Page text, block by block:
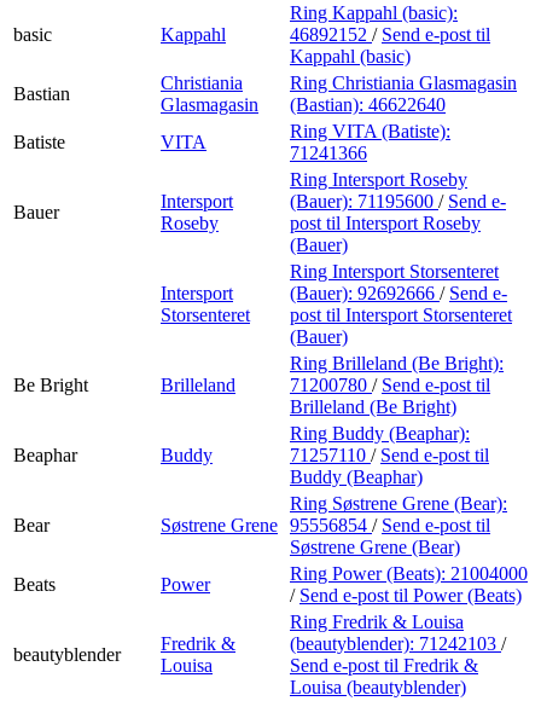
basic Kappahl
Ring Kappahl (basic):
46892152 / Send e-post til
Kappahl (basic)
Bastian
Christiania
Glasmagasin
Ring Christiania Glasmagasin
(Bastian): 46622640
Batiste
VITA
Ring VITA (Batiste):
71241366
Bauer
Intersport
Roseby
Ring Intersport Roseby
(Bauer): 71195600 / Send e-
post til Intersport Roseby
(Bauer)
Intersport
Storsenteret
Ring Intersport Storsenteret
(Bauer): 92692666 / Send e-
post til Intersport Storsenteret
(Bauer)
Be Bright Brilleland
Ring Brilleland (Be Bright):
71200780 / Send e-post til
Brilleland (Be Bright)
Beaphar Buddy
Ring Buddy (Beaphar):
71257110 / Send e-post til
Buddy (Beaphar)
Bear Søstrene Grene
Ring Søstrene Grene (Bear):
95556854 / Send e-post til
Søstrene Grene (Bear)
Beats
Power
Ring Power (Beats): 21004000
/ Send e-post til Power (Beats)
beautyblender
Fredrik &
Louisa
Ring Fredrik & Louisa
(beautyblender): 71242103 /
Send e-post til Fredrik &
Louisa (beautyblender)